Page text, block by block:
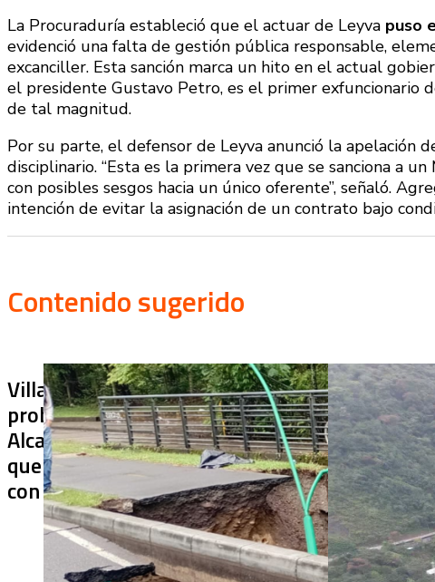
La Procuraduría estableció que el actuar de Leyva puso
evidenció una falta de gestión pública responsable,
excanciller. Esta sanción marca un hito en el actual
el presidente Gustavo Petro, es el primer exfuncionario
de tal magnitud.
Por su parte, el defensor de Leyva anunció la apelación
disciplinario. “Esta es la primera vez que se sanciona a
con posibles sesgos hacia un único oferente”, señaló.
intención de evitar la asignación de un contrato bajo
Contenido sugerido
Villa Julia no puede tapar el
problema: ¿qué hará la
Alcaldía con los puentes
que ya colapsaron y siguen
con soluciones temporales?
¿De qué sirve
terminado si
usar?
cerrado más
después de su